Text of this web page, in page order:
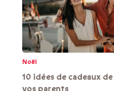
Noël
10 idées de cadeaux
vos parents